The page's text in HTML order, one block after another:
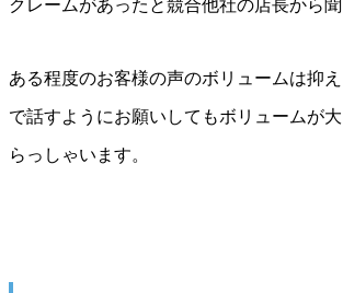
クレームがあったと競合他社の店長から聞
ある程度のお客様の声のボリュームは抑
で話すようにお願いしてもボリュームが
らっしゃいます。